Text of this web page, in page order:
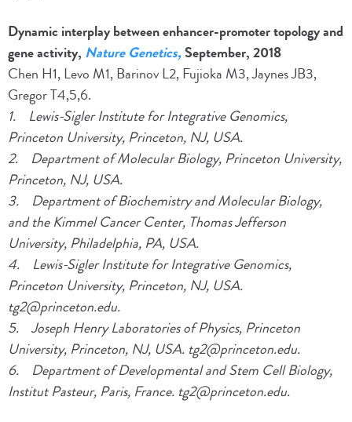
Dynamic interplay between enhancer-promoter topology and
gene activity, Nature Genetics,September, 2018
Chen H1, Levo M1, Barinov L2, Fujioka M3, Jaynes JB3,
Gregor T4,5,6.
1. Lewis-Sigler Institute for Integrative Genomics,
Princeton University, Princeton, NJ, USA.
2. Department of Molecular Biology, Princeton University,
Princeton, NJ, USA.
3. Department of Biochemistry and Molecular Biology,
and the Kimmel Cancer Center, Thomas Jefferson
University, Philadelphia, PA, USA.
4. Lewis-Sigler Institute for Integrative Genomics,
Princeton University, Princeton, NJ, USA.
tg2@princeton.edu.
5. Joseph Henry Laboratories of Physics, Princeton
University, Princeton, NJ, USA. tg2@princeton.edu.
6. Department of Developmental and Stem Cell Biology,
Institut Pasteur, Paris, France. tg2@princeton.edu.